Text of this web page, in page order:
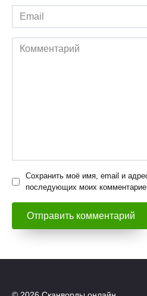
Email
*
Комментарий
Сохранить моё имя, email и
последующих моих